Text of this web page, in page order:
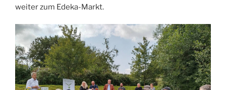
weiter zum Edeka-Markt.